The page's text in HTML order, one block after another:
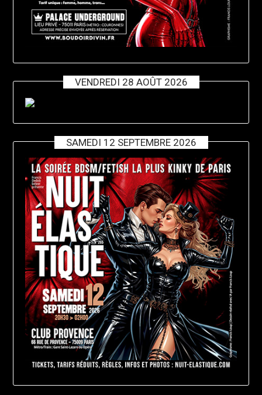
VENDREDI 28 AOÛT 2026
SAMEDI 12 SEPTEMBRE 2026